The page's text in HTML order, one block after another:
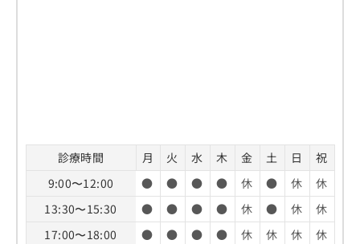
診療時間 月 火 水 木 金 土 日
祝
9:00〜12:00
● ● ● ● 休 ● 休
休
13:30〜15:30
● ● ● ● 休 ● 休
休
17:00〜18:00
● ● ● ● 休 休 休
休